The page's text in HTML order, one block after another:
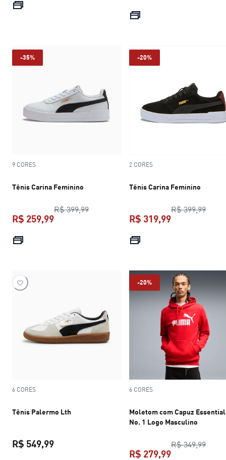
-35%
9 CORES
Tênis Carina Feminino
R$ 399,99preço original R$ 399,99
R$ 259,99
preço atual R$ 259,99
-20%
2 CORES
Tênis Carina Feminino
R$ 399,99
R$ 319,99
6 CORES
Tênis Palermo Lth
R$ 549,99
-20%
6 CORES
Moletom com Capuz
No. 1 Logo Masculino
R$ 349,99
R$ 279,99